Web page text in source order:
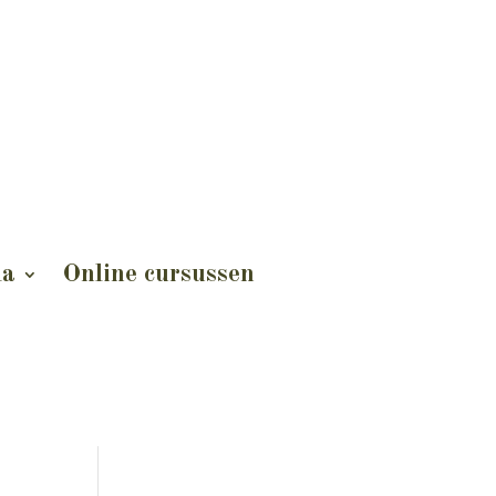
Online cursussen